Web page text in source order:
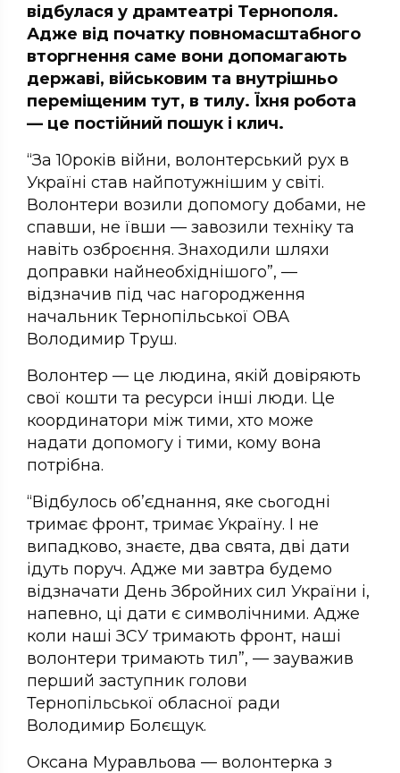
відбулася у драмтеатрі Тернополя.
Адже від початку повномасштабного
вторгнення саме вони допомагають
державі, військовим та внутрішньо
переміщеним тут, в тилу. Їхня робота
— це постійний пошук і клич.
“За 10років війни, волонтерський рух в
Україні став найпотужнішим у світі.
Волонтери возили допомогу добами, не
спавши, не ївши — завозили техніку та
навіть озброєння. Знаходили шляхи
доправки найнеобхіднішого”, —
відзначив під час нагородження
начальник Тернопільської ОВА
Володимир Труш.
Волонтер — це людина, якій довіряють
свої кошти та ресурси інші люди. Це
координатори між тими, хто може
надати допомогу і тими, кому вона
потрібна.
“Відбулось об’єднання, яке сьогодні
тримає фронт, тримає Україну. І не
випадково, знаєте, два свята, дві дати
ідуть поруч. Адже ми завтра будемо
відзначати День Збройних сил України і,
напевно, ці дати є символічними. Адже
коли наші ЗСУ тримають фронт, наші
волонтери тримають тил”, — зауважив
перший заступник голови
Тернопільської обласної ради
Володимир Болєщук.
Оксана Муравльова — волонтерка з